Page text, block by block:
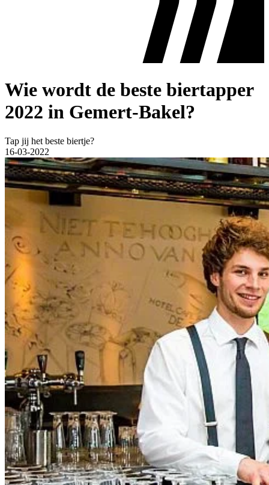
Wie wordt de beste biertapper
2022 in Gemert-Bakel?
Tap jij het beste biertje?
16-03-2022